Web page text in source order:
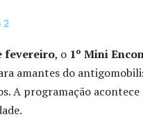
fevereiro, o 1º Mini
amantes do
A programação acontece